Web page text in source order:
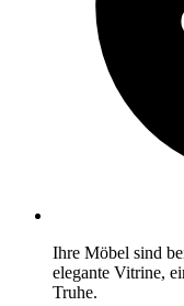
Ihre Möbel sind
elegante Vitrine,
Truhe.